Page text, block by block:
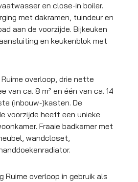
en close-in boiler.
met dakramen, tuindeur en
aan de voorzijde. Bijkeuken
en keukenblok met
overloop, drie nette
van ca. 8 m² en één van ca. 14
(inbouw-)kasten. De
voorzijde heeft een unieke
Fraaie badkamer met
wandcloset,
Ruime overloop in gebruik als